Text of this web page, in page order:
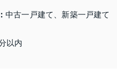
中古一戸建て、新築一戸建て
以内